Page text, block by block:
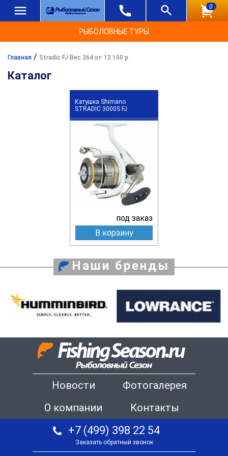
0
РЫБОЛОВНЫЕ ТУРЫ
Главная / Stradic FJ Вес 264 от 12 150 р.
Каталог
Катушка Shimano
STRADIC 3000S FJ
под заказ
В корзину
Наши бренды
Новости
Фотогалерея
О компании
Контакты
+7 (499) 398 22 54
Заказать обратный звонок